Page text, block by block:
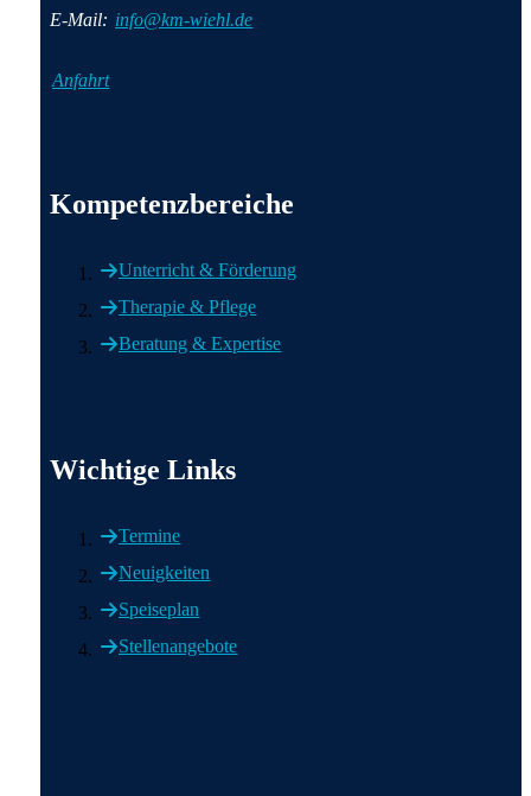
E-Mail: info@km-wiehl.de
Anfahrt
Kompetenzbereiche
Unterricht & Förderung
Therapie & Pflege
Beratung & Expertise
Wichtige Links
Termine
Neuigkeiten
Speiseplan
Stellenangebote